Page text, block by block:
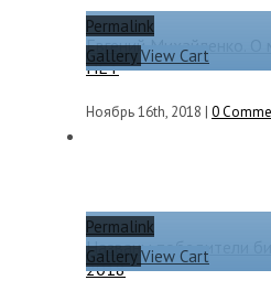
Permalink
GalleryView Cart
Евгений Михайленко. О
НЕТ
Ноябрь 16th, 2018 | 0
Permalink
GalleryView Cart
Названы победители
2018